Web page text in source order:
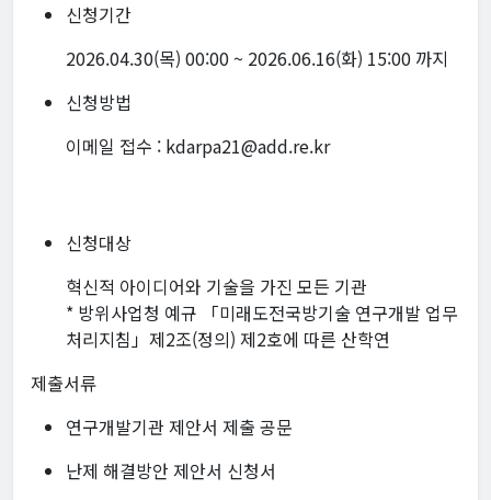
신청기간
2026.04.30(목) 00:00 ~ 2026.06.16(화) 15:00 까지
신청방법
이메일 접수 : kdarpa21@add.re.kr
신청대상
혁신적 아이디어와 기술을 가진 모든 기관
* 방위사업청 예규 「미래도전국방기술 연구개발 업무
처리지침」제2조(정의) 제2호에 따른 산학연
제출서류
연구개발기관 제안서 제출 공문
난제 해결방안 제안서 신청서